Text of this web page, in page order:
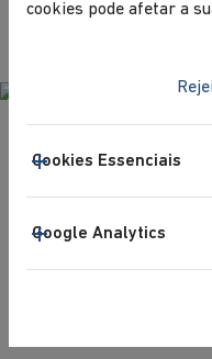
cookies pode afetar a
Cookies Essenciais
Google Analytics